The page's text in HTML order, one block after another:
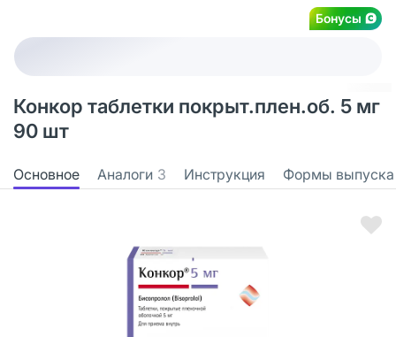
Бонусы
Конкор таблетки покрыт.плен.об. 5 мг
90 шт
Основное Аналоги 3 Инструкция Формы выпуска